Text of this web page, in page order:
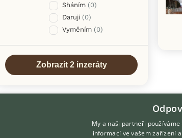
Sháním (0)
Daruji (0)
Vyměním (0)
My a naši partneři
informací ve vašem zařízení